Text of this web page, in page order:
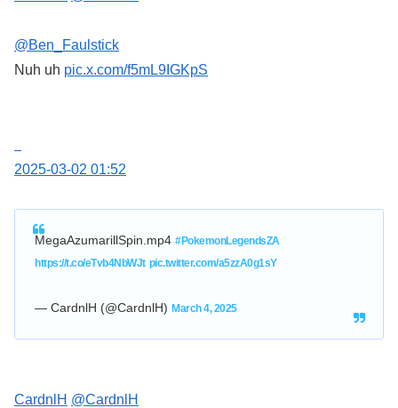
@Ben_Faulstick
Nuh uh pic.x.com/f5mL9IGKpS
2025-03-02 01:52
MegaAzumarillSpin.mp4 #PokemonLegendsZA
https://t.co/eTvb4NbWJt pic.twitter.com/a5zzA0g1sY
— CardnlH (@CardnlH) March 4, 2025
CardnlH @CardnlH